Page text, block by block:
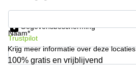
Coworking
space
Hilversum
Naam*
Gegevensbescherming
Trustpilot
Krijg meer informatie over deze locaties
100% gratis en vrijblijvend